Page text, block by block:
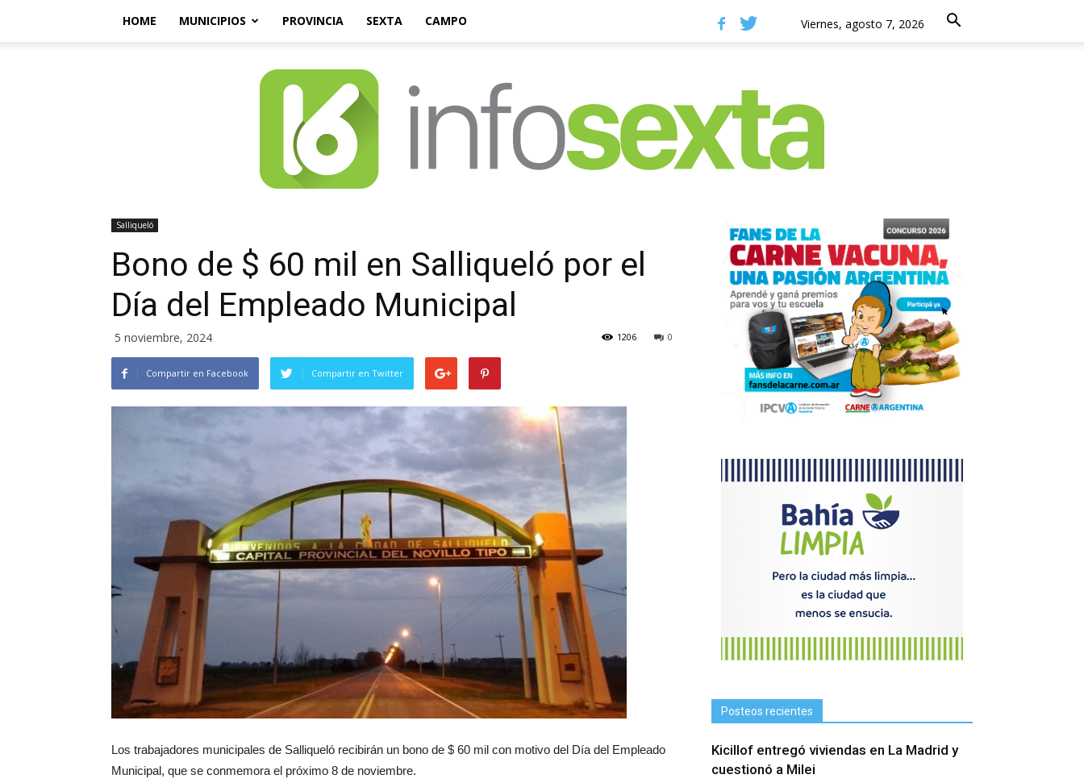
HOME MUNICIPIOS PROVINCIA SEXTA CAMPO Viernes, agosto 7, 2026
Salliqueló
Bono de $ 60 mil en Salliqueló por el
Día del Empleado Municipal
5 noviembre, 2024 0
1206
Compartir en Facebook Compartir en Twitter
Los trabajadores municipales de Salliqueló recibirán un bono de $ 60 mil con motivo del Día del Empleado
Municipal, que se conmemora el próximo 8 de noviembre.
Posteos recientes
Kicillof entregó viviendas en La Madrid y
cuestionó a Milei